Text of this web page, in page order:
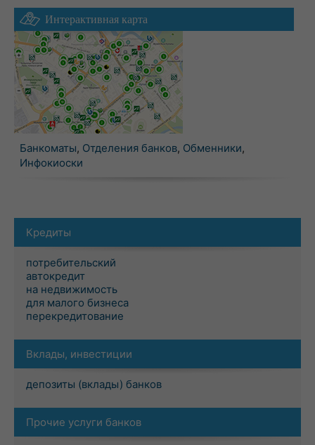
Интерактивная карта
Банкоматы, Отделения банков, Обменники,
Инфокиоски
Кредиты
потребительский
автокредит
на недвижимость
для малого бизнеса
перекредитование
Вклады, инвестиции
депозиты (вклады) банков
Прочие услуги банков